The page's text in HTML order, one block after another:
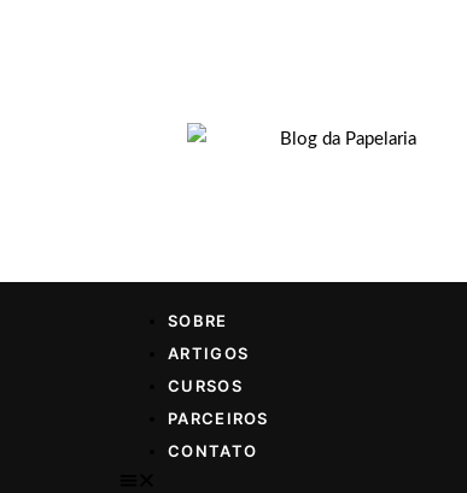
SOBRE
ARTIGOS
CURSOS
PARCEIROS
CONTATO